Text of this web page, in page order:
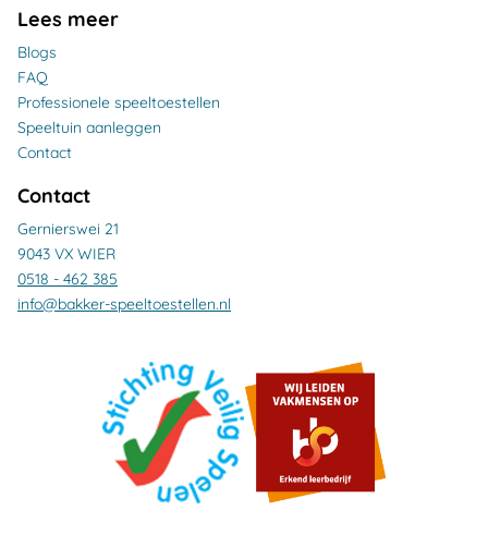
Lees meer
Blogs
FAQ
Professionele speeltoestellen
Speeltuin aanleggen
Contact
Contact
Gernierswei 21
9043 VX WIER
0518 - 462 385
info@bakker-speeltoestellen.nl